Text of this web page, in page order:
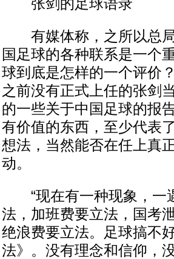
张剑的足球语录
有媒体称，之所以总局
国足球的各种联系是一个
球到底是怎样的一个评价
之前没有正式上任的张剑
的一些关于中国足球的报
有价值的东西，至少代表
想法，当然能否在任上真
动。
“现在有一种现象，一
法，加班费要立法，国考
绝浪费要立法。足球搞不
法》。没有理念和信仰，